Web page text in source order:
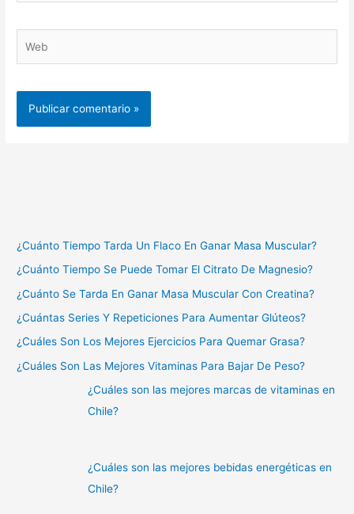
¿Cuánto Tiempo Tarda Un Flaco En Ganar Masa Muscular?
¿Cuánto Tiempo Se Puede Tomar El Citrato De Magnesio?
¿Cuánto Se Tarda En Ganar Masa Muscular Con Creatina?
¿Cuántas Series Y Repeticiones Para Aumentar Glúteos?
¿Cuáles Son Los Mejores Ejercicios Para Quemar Grasa?
¿Cuáles Son Las Mejores Vitaminas Para Bajar De Peso?
¿Cuáles son las mejores marcas de vitaminas en
Chile?
¿Cuáles son las mejores bebidas energéticas en
Chile?